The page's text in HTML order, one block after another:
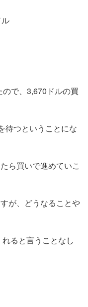
で、3,670ドルの買
待つということにな
ら買いで進めていこ
が、どうなることや
ると言うことなし